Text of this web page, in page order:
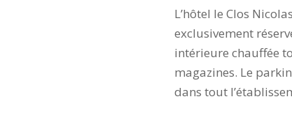
L’hôtel le Clos
exclusivement
intérieure chauffée
magazines. Le
dans tout